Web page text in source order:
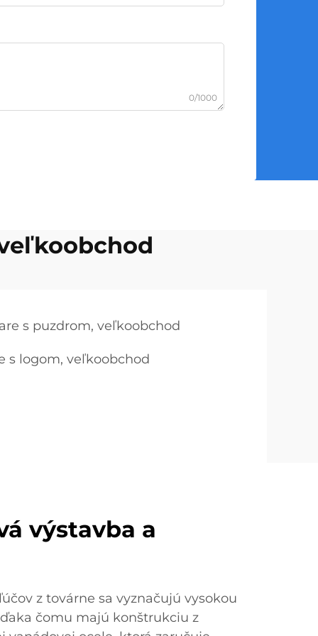
0/1000
s puzdrom, veľkoobchod
s logom, veľkoobchod
výstavba a
z továrne sa vyznačujú vysokou
čomu majú konštrukciu z